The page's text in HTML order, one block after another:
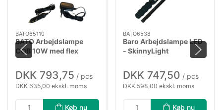
BATO65110
BATO Arbejdslampe
COB 10W med flex
magnetfod.
DKK 793,75 / pcs
DKK 635,00 ekskl. moms
Køb nu
BATO6538
Baro Arbejdslampe LED
- SkinnyLight
DKK 747,50 / pcs
DKK 598,00 ekskl. moms
Køb nu